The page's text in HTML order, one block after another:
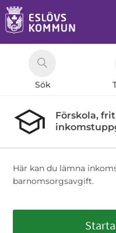
Välkommen
till
e-
tjänster
Eslövs
kommun
Sök
Förskola,
Här kan du lämna
barnomsorgsavgift.